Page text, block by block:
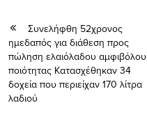
Συνελήφθη 52χρονος
ημεδαπός για διάθεση προς
πώληση ελαιόλαδου αμφιβόλου
ποιότητας Κατασχέθηκαν 34
δοχεία που περιείχαν 170 λίτρα
λαδιού